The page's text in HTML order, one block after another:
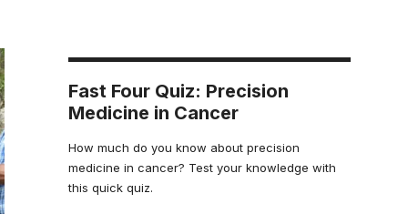
Fast Four Quiz: Precision
Medicine in Cancer
How much do you know about precision
medicine in cancer? Test your knowledge with
this quick quiz.